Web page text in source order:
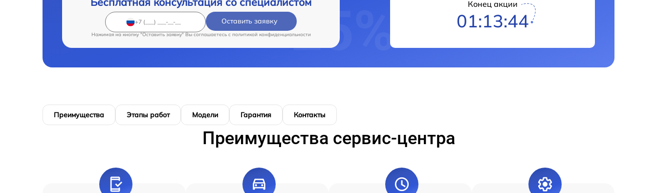
Оставить заявку
Нажимая на кнопку "Оставить заявку" Вы соглашаетесь c политикой конфиденциальности
Конец акции
01:13:43
Преимущества Этапы работ Модели Гарантия Контакты
Преимущества сервис-центра